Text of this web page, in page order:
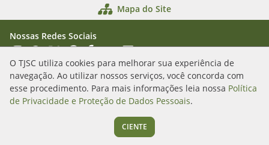
O TJSC utiliza cookies para melhorar sua experiência de
navegação. Ao utilizar nossos serviços, você concorda com
esse procedimento. Para mais informações leia nossa Política
de Privacidade e Proteção de Dados Pessoais.
CIENTE
Mapa do Site
Nossas Redes Sociais
Acessar Instagram
Acessar WhatsApp
Acessar XAcessar Threads
Acessar Facebook
Acessar YouTube
Acessar Flickr
Acessar SoundCloud
Rua Álvaro Millen da Silveira, n. 208
Florianópolis/SC - CEP: 88020-901
Segunda a sexta das 12h às 19h